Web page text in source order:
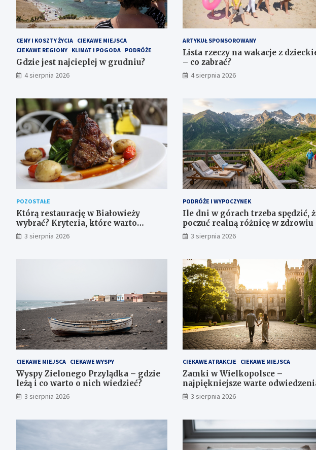
CENY I KOSZTY ŻYCIA CIEKAWE MIEJSCA
CIEKAWE REGIONY KLIMAT I POGODA PODRÓŻE
Gdzie jest najcieplej w grudniu?
4 sierpnia 2026
ARTYKUŁ SPONSOROWANY
Lista rzeczy na wakacje z
– co zabrać?
4 sierpnia 2026
POZOSTAŁE
Którą restaurację w Białowieży
wybrać? Kryteria, które warto
sprawdzić przed rezerwacją
3 sierpnia 2026
PODRÓŻE I WYPOCZYNEK
Ile dni w górach trzeba spędzić,
poczuć realną różnicę w zdrowiu
samopoczuciu?
3 sierpnia 2026
CIEKAWE MIEJSCA CIEKAWE WYSPY
Wyspy Zielonego Przylądka – gdzie
leżą i co warto o nich wiedzieć?
3 sierpnia 2026
CIEKAWE ATRAKCJE CIEKAWE MIEJSCA
Zamki w Wielkopolsce –
najpiękniejsze warte
3 sierpnia 2026